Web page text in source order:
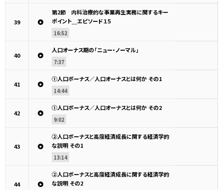
39
第2節 内科治療的な事業再生実務に関するキー
ポイント＿エピソード１５
16:52
40
人口オーナス期の「ニュー・ノーマル」
7:37
41
①人口ボーナス／人口オーナスとは何か その1
14:44
42
①人口ボーナス／人口オーナスとは何か その2
9:02
43
②人口ボーナスと高度経済成長に関する経済学的
な説明 その1
13:14
44
②人口ボーナスと高度経済成長に関する経済学的
な説明 その2